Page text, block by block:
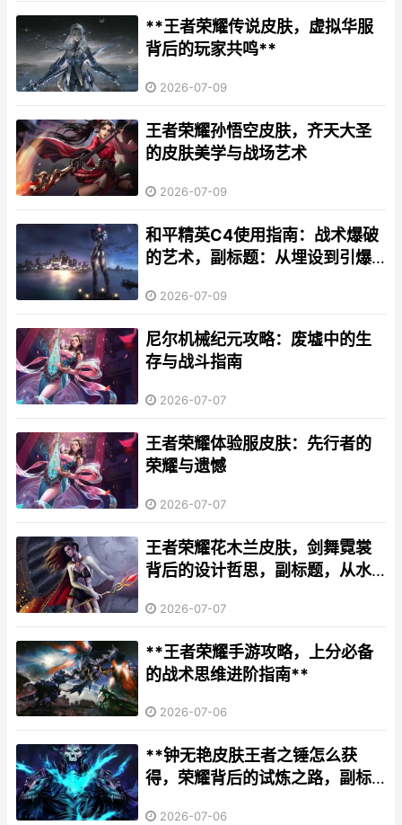
**王者荣耀传说皮肤，虚拟华服
背后的玩家共鸣**
2026-07-09
王者荣耀孙悟空皮肤，齐天大圣
的皮肤美学与战场艺术
2026-07-09
和平精英C4使用指南：战术爆破
的艺术，副标题：从埋设到引爆
2026-07-09
尼尔机械纪元攻略：废墟中的生
存与战斗指南
2026-07-07
王者荣耀体验服皮肤：先行者的
荣耀与遗憾
2026-07-07
王者荣耀花木兰皮肤，剑舞霓裳
背后的设计哲思，副标题，从水
2026-07-07
**王者荣耀手游攻略，上分必备
的战术思维进阶指南**
2026-07-06
**钟无艳皮肤王者之锤怎么获
得，荣耀背后的试炼之路，副标
2026-07-06